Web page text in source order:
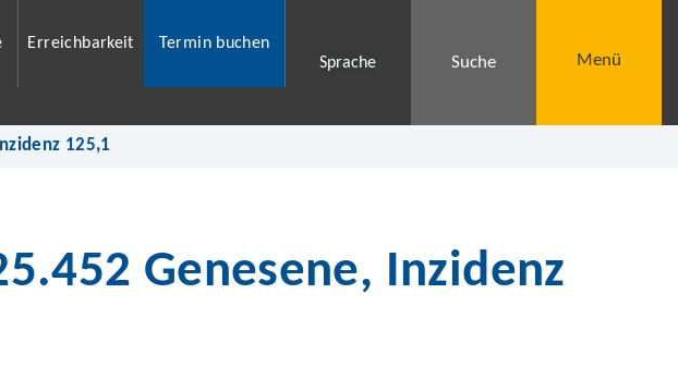
Erreichbarkeit
Termin buchen
Sprache
Suche Menü
125,1
Genesene, Inzidenz